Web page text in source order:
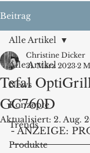
Beitrag
Alle Artikel
News
Konzepte
Trends
Produkte
Alle Artikel
Tefal
GC760D
Christine Dicker
31. März 2023 2
Aktualisiert: 2. Aug.
- ANZEIGE: